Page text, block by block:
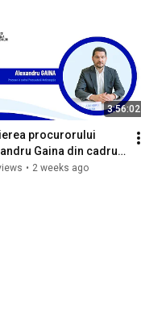
3:56:02
procurorului
Gaina din cadrul
Anticorupție
• 2 weeks ago